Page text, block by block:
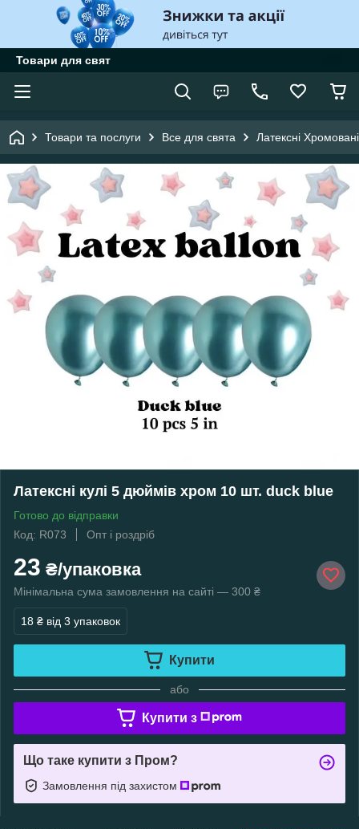
Товари для свят
Товари та послуги Все для свята Латексні Хромовані
Латексні кулі 5 дюймів хром 10 шт. duck blue
Готово до відправки
Код: R073
Опт і роздріб
23 ₴/упаковка
Мінімальна сума замовлення на сайті — 300 ₴
18 ₴ від 3 упаковок
Купити
або
Купити з
Що таке купити з Пром?
Замовлення під захистом